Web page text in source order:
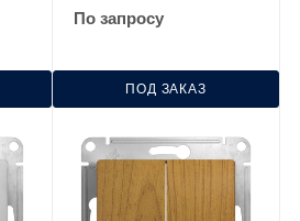
По запросу
ПОД ЗАКАЗ